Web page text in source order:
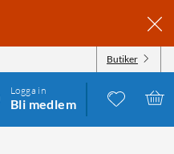
Butiker
Logga in
Bli medlem